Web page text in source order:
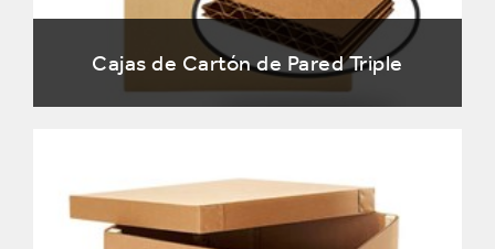
Cajas de Cartón de Pared Triple